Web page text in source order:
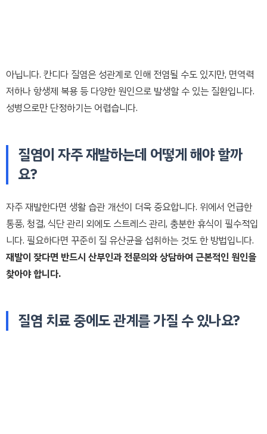
아닙니다. 칸디다 질염은 성관계로 인해 전염될 수도 있지만, 면역력
저하나 항생제 복용 등 다양한 원인으로 발생할 수 있는 질환입니다.
성병으로만 단정하기는 어렵습니다.
질염이 자주 재발하는데 어떻게 해야 할까
요?
자주 재발한다면 생활 습관 개선이 더욱 중요합니다. 위에서 언급한
통풍, 청결, 식단 관리 외에도 스트레스 관리, 충분한 휴식이 필수적입
니다. 필요하다면 꾸준히 질 유산균을 섭취하는 것도 한 방법입니다.
재발이 잦다면 반드시 산부인과 전문의와 상담하여 근본적인 원인을
찾아야 합니다.
질염 치료 중에도 관계를 가질 수 있나요?